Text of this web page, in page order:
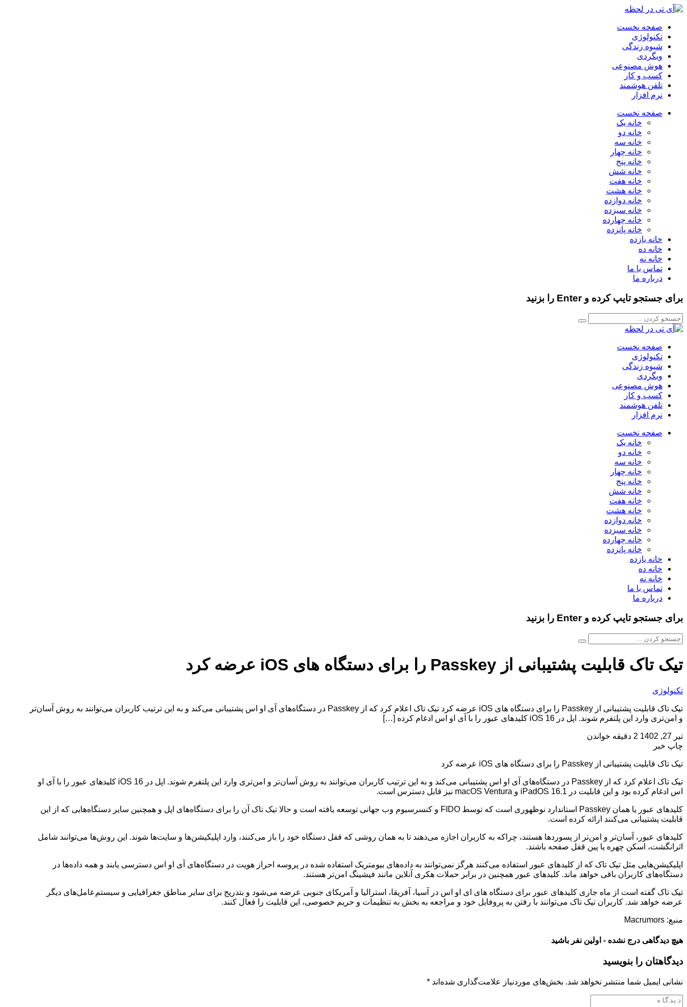
صفحه نخست
تکنولوژی
شیوه زندگی
وبگردی
هوش مصنوعی
کسب و کار
تلفن هوشمند
نرم افزار
صفحه نخست
خانه یک
خانه دو
خانه سه
خانه چهار
خانه پنج
خانه شش
خانه هفت
خانه هشت
خانه دوازده
خانه سیزده
خانه چهارده
خانه پانزده
خانه یازده
خانه ده
خانه نه
تماس با ما
درباره ما
برای جستجو تایپ کرده و Enter را بزنید
صفحه نخست
تکنولوژی
شیوه زندگی
وبگردی
هوش مصنوعی
کسب و کار
تلفن هوشمند
نرم افزار
صفحه نخست
خانه یک
خانه دو
خانه سه
خانه چهار
خانه پنج
خانه شش
خانه هفت
خانه هشت
خانه دوازده
خانه سیزده
خانه چهارده
خانه پانزده
خانه یازده
خانه ده
خانه نه
تماس با ما
درباره ما
برای جستجو تایپ کرده و Enter را بزنید
تیک تاک قابلیت پشتیبانی از Passkey را برای دستگاه های iOS عرضه کرد
تکنولوژی
تیک تاک قابلیت پشتیبانی از Passkey را برای دستگاه های iOS عرضه کرد تیک تاک اعلام کرد که از Passkey در دستگاه‌های آی او اس پشتیبانی می‌کند و به این ترتیب کاربران می‌توانند به روش آسان‌تر
و امن‌تری وارد این پلتفرم شوند. اپل در iOS 16 کلیدهای عبور را با آی او اس ادغام کرده […]
تیر 27, 1402
2 دقیقه خواندن
چاپ خبر
تیک تاک قابلیت پشتیبانی از Passkey را برای دستگاه های iOS عرضه کرد
تیک تاک اعلام کرد که از Passkey در دستگاه‌های آی او اس پشتیبانی می‌کند و به این ترتیب کاربران می‌توانند به روش آسان‌تر و امن‌تری وارد این پلتفرم شوند. اپل در iOS 16 کلیدهای عبور را با آی او
اس ادغام کرده بود و این قابلیت در iPadOS 16.1 و macOS Ventura نیز قابل دسترس است.
کلیدهای عبور یا همان Passkey استاندارد نوظهوری است که توسط FIDO و کنسرسیوم وب جهانی توسعه یافته است و حالا تیک تاک آن را برای دستگاه‌های اپل و همچنین سایر دستگاه‌هایی که از این
قابلیت پشتیبانی می‌کنند ارائه کرده است.
کلیدهای عبور، آسان‌تر و امن‌تر از پسوردها هستند، چراکه به کاربران اجازه می‌دهند تا به همان روشی که قفل دستگاه خود را باز می‌کنند، وارد اپلیکیشن‌ها و سایت‌ها شوند. این روش‌ها می‌توانند شامل
اثرانگشت، اسکن چهره یا پین قفل صفحه باشند.
اپلیکیشن‌هایی مثل تیک تاک که از کلیدهای عبور استفاده می‌کنند هرگز نمی‌توانند به داده‌های بیومتریک استفاده شده در پروسه احراز هویت در دستگاه‌های آی او اس دسترسی یابند و همه داده‌ها در
دستگاه‌های کاربران باقی خواهد ماند. کلیدهای عبور همچنین در برابر حملات هکری آنلاین مانند فیشینگ امن‌تر هستند.
تیک تاک گفته است از ماه جاری کلیدهای عبور برای دستگاه های ای او اس در آسیا، آفریقا، استرالیا و آمریکای جنوبی عرضه می‌شود و بتدریج برای سایر مناطق جغرافیایی و سیستم‌عامل‌های دیگر
عرضه خواهد شد. کاربران تیک تاک می‌توانند با رفتن به پروفایل خود و مراجعه به بخش به تنظیمات و حریم خصوصی، این قابلیت را فعال کنند.
منبع: Macrumors
هیچ دیدگاهی درج نشده - اولین نفر باشید
دیدگاهتان را بنویسید
نشانی ایمیل شما منتشر نخواهد شد. بخش‌های موردنیاز علامت‌گذاری شده‌اند *